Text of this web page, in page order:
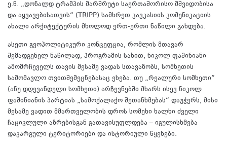
ე.წ. „დონალდ ტრამპის მარშრუტი საერთაშორისო მშვიდობისა
და აყვავებისათვის“ (TRIPP) სამხრეთ კავკასიის კომუნიკაციის
ახალი არქიტექტურის მხოლოდ ერთ-ერთი ნაწილი გახდება.
ასეთი გეოპოლიტიკური კონცეფცია, რომლის მთავარ
შემადგენელ ნაწილად, პროგრამის სახით, ნიკოლ ფაშინიანი
ამომრჩეველს თავის მესამე ვადას სთავაზობს, სომხეთის
სამომავლო თვითშემეცნებასაც ეხება. თუ „რეალური სომხეთი“
(ანუ დღევანდელი სომხეთი) არჩევნებში მხარს ისევ ნიკოლ
ფაშინიანის პარტიას „სამოქალაქო შეთანხმებას“ დაუჭერს, მისი
მესამე ვადით მმართველობის დროს სომეხი ხალხი ძველი
ჩაციკლული აზრებისგან გათავისუფლდება – იგულისხმება
დაკარგული ტერიტორიები და ისტორიული წყენები.